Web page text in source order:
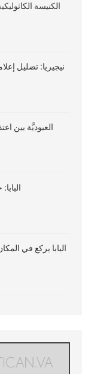
الكنيسة
نيجيريا: تضليل
العبوديَّة بين
البابا يركع في